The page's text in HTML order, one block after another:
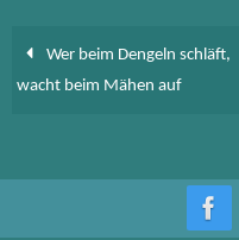
n
Wer beim Dengeln schläft,
wacht beim Mähen auf